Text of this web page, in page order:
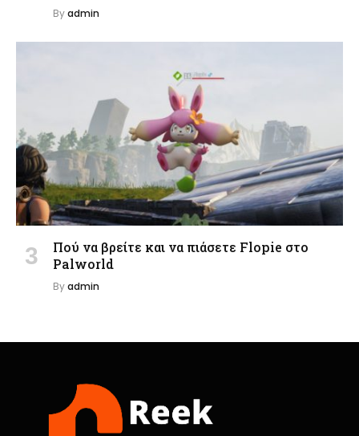
Byadmin
Πού να βρείτε και να πιάσετε Flopie στο
Palworld
Byadmin